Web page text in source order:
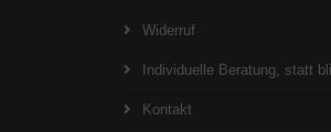
Widerruf
Individuelle Beratung, statt
Kontakt